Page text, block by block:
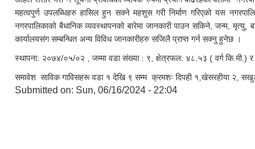
महत्वपुर्ण उपलब्धिहरु हासिल हुन सक्ने महशुस गरी निर्माण गरिएको यस
नगरपालिकाको बैधानिक व्यवस्थापनको बारेमा जानकारी पाउन सकिने, जन्म,
कार्यालयसंग सम्बन्धित अन्य विविध जानकारीहरु सजिलै प्राप्त गर्न सक्नु हुनेछ ।
स्थापना: २०७४/०५/०२ , जम्मा वडा संख्या : ९, क्षेत्रफल: ४८.५३ ( वर्ग कि.मी.)
समावेश साविक गाविसहरू वडा १ देखि ९ सम्म क्रमशः दिपही १,खेसरहीया २,
Submitted on: Sun, 06/16/2024 - 22:04